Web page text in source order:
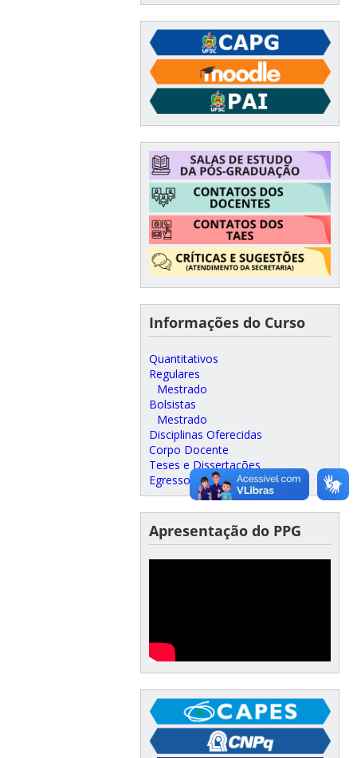
Informações do Curso
Quantitativos
Regulares
Mestrado
Bolsistas
Mestrado
Disciplinas Oferecidas
Corpo Docente
Teses e Dissertações
Egressos
Apresentação do PPG